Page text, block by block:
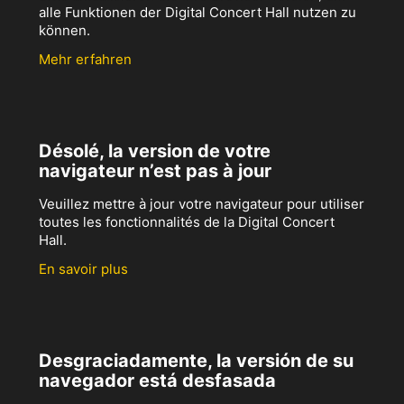
alle Funktionen der Digital Concert Hall nutzen zu
können.
Mehr erfahren
Désolé, la version de votre
navigateur n’est pas à jour
Veuillez mettre à jour votre navigateur pour utiliser
toutes les fonctionnalités de la Digital Concert
Hall.
En savoir plus
Desgraciadamente, la versión de su
navegador está desfasada